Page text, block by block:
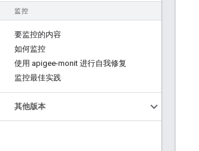
监控
要监控的内容
如何监控
使用 apigee-monit 进行自我修复
监控最佳实践
其他版本